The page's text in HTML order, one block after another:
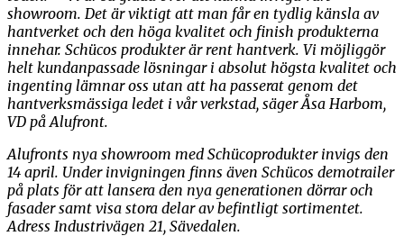
showroom. Det är viktigt att man får en tydlig känsla av
hantverket och den höga kvalitet och finish produkterna
innehar. Schücos produkter är rent hantverk. Vi möjliggör
helt kundanpassade lösningar i absolut högsta kvalitet och
ingenting lämnar oss utan att ha passerat genom det
hantverksmässiga ledet i vår verkstad, säger Åsa Harbom,
VD på Alufront.
Alufronts nya showroom med Schücoprodukter invigs den
14 april. Under invigningen finns även Schücos demotrailer
på plats för att lansera den nya generationen dörrar och
fasader samt visa stora delar av befintligt sortimentet.
Adress Industrivägen 21, Sävedalen.